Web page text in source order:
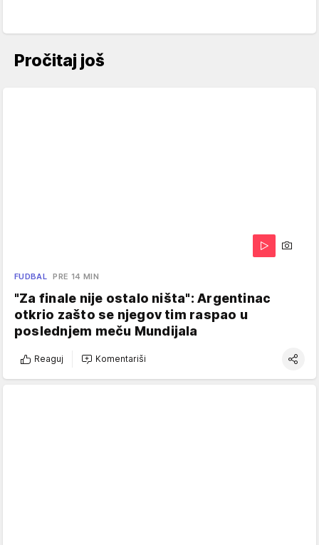
Pročitaj još
FUDBAL PRE 14 MIN
"Za finale nije ostalo ništa": Argentinac
otkrio zašto se njegov tim raspao u
poslednjem meču Mundijala
Reaguj Komentariši